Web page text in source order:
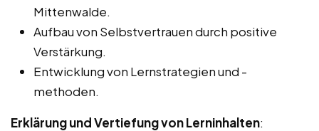
Mittenwalde.
Aufbau von Selbstvertrauen durch positive
Verstärkung.
Entwicklung von Lernstrategien und -
methoden.
Erklärung und Vertiefung von Lerninhalten: